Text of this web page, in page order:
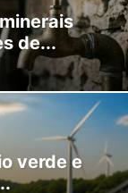
EMPREGO
ESPECIAL
& NEGÓCIOS
E TRADIÇÃO
MINERAÇÃO
OURO PRETO
de...
verde e